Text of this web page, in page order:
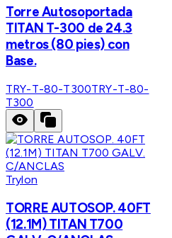
Torre Autosoportada
TITAN T-300 de 24.3
metros (80 pies) con
Base.
TRY-T-80-T300TRY-T-80-
T300
Trylon
TORRE AUTOSOP. 40FT
(12.1M) TITAN T700